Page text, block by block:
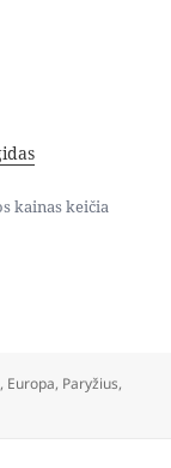
kainas keičia
, Europa, Paryžius,